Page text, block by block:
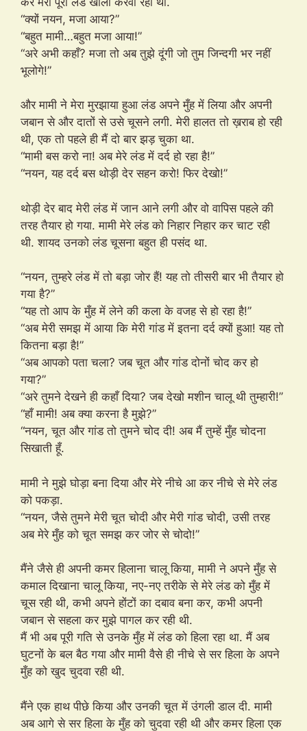
“क्यों नयन, मजा आया?”
“बहुत मामी…बहुत मजा आया!”
“अरे अभी कहाँ? मजा तो अब तुझे दूंगी जो तुम जिन्दगी भर नहीं
भूलोगे!”
और मामी ने मेरा मुरझाया हुआ लंड अपने मुँह में लिया और अपनी
जबान से और दातों से उसे चूसने लगी. मेरी हालत तो ख़राब हो रही
थी, एक तो पहले ही मैं दो बार झड़ चुका था.
“मामी बस करो ना! अब मेरे लंड में दर्द हो रहा है!”
“नयन, यह दर्द बस थोड़ी देर सहन करो! फिर देखो!”
थोड़ी देर बाद मेरी लंड में जान आने लगी और वो वापिस पहले की
तरह तैयार हो गया. मामी मेरे लंड को निहार निहार कर चाट रही
थी. शायद उनको लंड चूसना बहुत ही पसंद था.
“नयन, तुम्हरे लंड में तो बड़ा जोर हैं! यह तो तीसरी बार भी तैयार हो
गया है?”
“यह तो आप के मुँह में लेने की कला के वजह से हो रहा है!”
“अब मेरी समझ में आया कि मेरी गांड में इतना दर्द क्यों हुआ! यह तो
कितना बड़ा है!”
“अब आपको पता चला? जब चूत और गांड दोनों चोद कर हो
गया?”
“अरे तुमने देखने ही कहाँ दिया? जब देखो मशीन चालू थी तुम्हारी!”
“हाँ मामी! अब क्या करना है मुझे?”
“नयन, चूत और गांड तो तुमने चोद दी! अब मैं तुम्हें मुँह चोदना
सिखाती हूँ.
मामी ने मुझे घोड़ा बना दिया और मेरे नीचे आ कर नीचे से मेरे लंड
को पकड़ा.
“नयन, जैसे तुमने मेरी चूत चोदी और मेरी गांड चोदी, उसी तरह
अब मेरे मुँह को चूत समझ कर जोर से चोदो!”
मैंने जैसे ही अपनी कमर हिलाना चालू किया, मामी ने अपने मुँह से
कमाल दिखाना चालू किया, नए-नए तरीके से मेरे लंड को मुँह में
चूस रही थी, कभी अपने होंटों का दबाव बना कर, कभी अपनी
जबान से सहला कर मुझे पागल कर रही थी.
मैं भी अब पूरी गति से उनके मुँह में लंड को हिला रहा था. मैं अब
घुटनों के बल बैठ गया और मामी वैसे ही नीचे से सर हिला के अपने
मुँह को खुद चुदवा रही थी.
मैंने एक हाथ पीछे किया और उनकी चूत में उंगली डाल दी. मामी
अब आगे से सर हिला के मुँह को चुदवा रही थी और कमर हिला एक